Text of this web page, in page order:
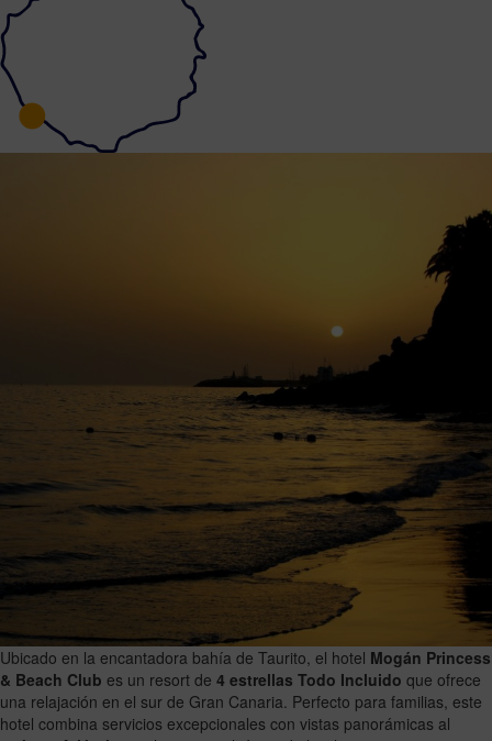
Ubicado en la encantadora bahía de Taurito, el hotel Mogán Princess
& Beach Club es un resort de 4 estrellas Todo Incluido que ofrece
una relajación en el sur de Gran Canaria. Perfecto para familias, este
hotel combina servicios excepcionales con vistas panorámicas al